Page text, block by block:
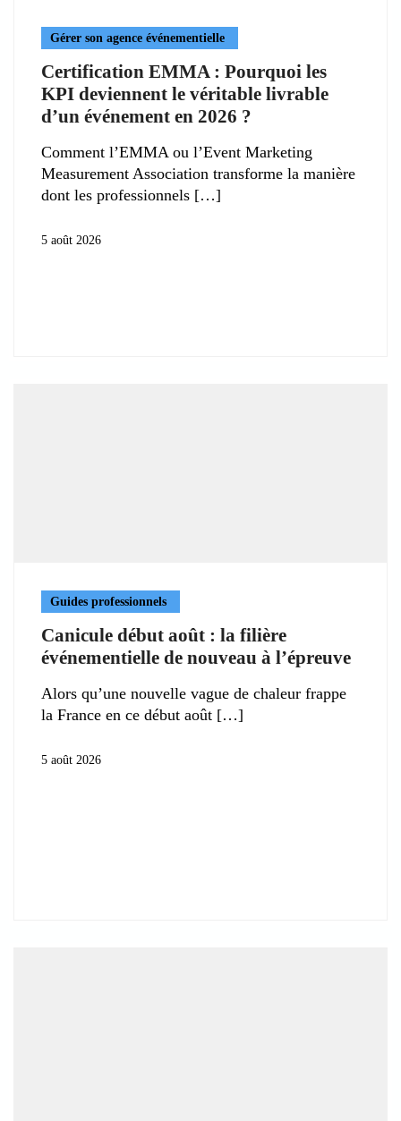
Gérer son agence événementielle
Certification EMMA : Pourquoi les
KPI deviennent le véritable livrable
d’un événement en 2026 ?
Comment l’EMMA ou l’Event Marketing
Measurement Association transforme la manière
dont les professionnels
5 août 2026
Guides professionnels
Canicule début août : la filière
événementielle de nouveau à l’épreuve
Alors qu’une nouvelle vague de chaleur frappe
la France en ce début août
5 août 2026